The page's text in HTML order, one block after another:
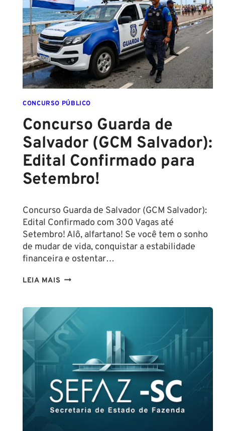
ESCOLA
FORMADO
EM
DIREITO
CONCURSO PÚBLICO
Concurso Guarda de
Salvador (GCM Salvador):
Edital Confirmado para
Setembro!
Concurso Guarda de Salvador (GCM Salvador):
Edital Confirmado com 300 Vagas até
Setembro! Alô, alfartano! Se você tem o sonho
de mudar de vida, conquistar a estabilidade
financeira e ostentar…
LEIA MAIS CONCURSO
SALVADOR
(GCM
SALVADOR):
CONFIRMADO
PARA
SETEMBRO!